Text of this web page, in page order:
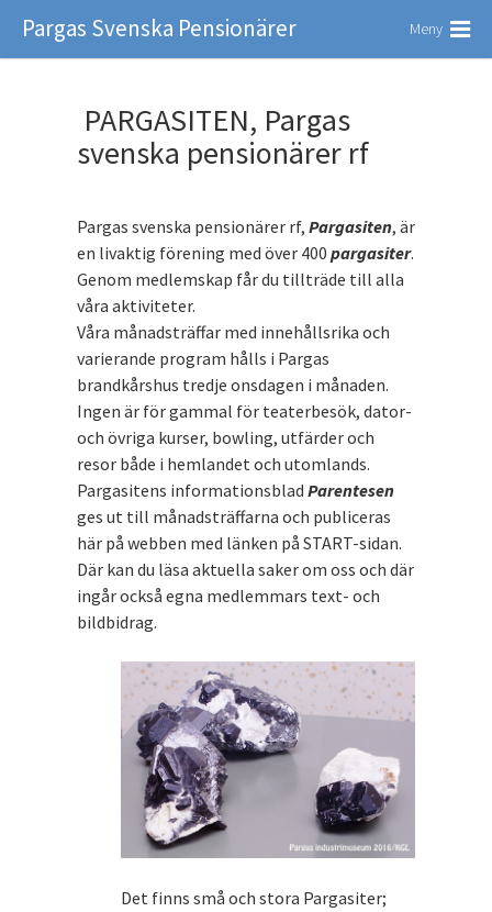
Pargas Svenska Pensionärer Meny
PARGASITEN, Pargas
svenska pensionärer rf
Pargas svenska pensionärer rf, Pargasiten, är
en livaktig förening med över 400 pargasiter.
Genom medlemskap får du tillträde till alla
våra aktiviteter.
Våra månadsträffar med innehållsrika och
varierande program hålls i Pargas
brandkårshus tredje onsdagen i månaden.
Ingen är för gammal för teaterbesök, dator-
och övriga kurser, bowling, utfärder och
resor både i hemlandet och utomlands.
Pargasitens informationsblad Parentesen
ges ut till månadsträffarna och publiceras
här på webben med länken på START-sidan.
Där kan du läsa aktuella saker om oss och där
ingår också egna medlemmars text- och
bildbidrag.
Det finns små och stora Pargasiter;